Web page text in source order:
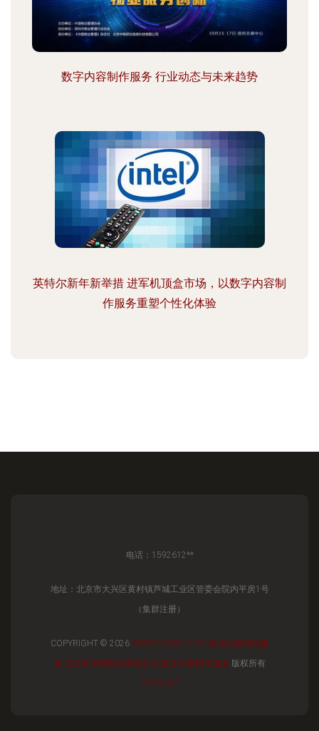
数字内容制作服务 行业动态与未来趋势
英特尔新年新举措 进军机顶盒市场，以数字内容制
作服务重塑个性化体验
电话：1592612**
地址：北京市大兴区黄村镇芦城工业区管委会院内平房1号
（集群注册）
COPYRIGHT © 2026 WWW.DKKSN.COM 数字内容制作服
务 北京和然锦科技有限公司 数字内容制作服务 版权所有
SITEMAP